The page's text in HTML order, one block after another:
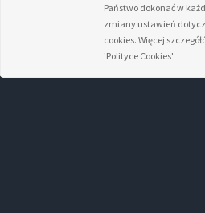
Państwo dokonać w
zmiany ustawień
cookies. Więcej
'Polityce Cookies'.